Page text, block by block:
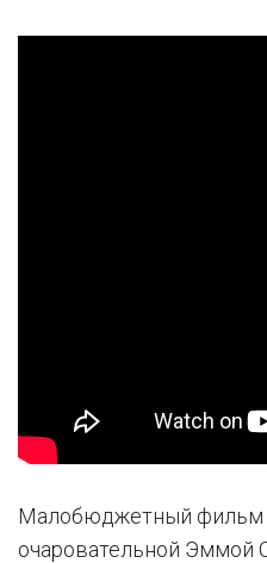
Малобюджетный фильм
очаровательной Эммой